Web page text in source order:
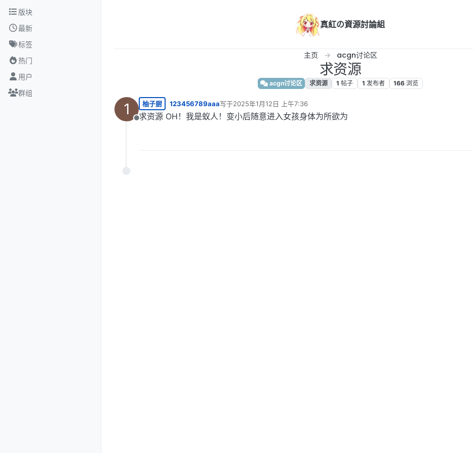
跳转至内容
版块
最新
标签
热门
用户
群组
真紅の資源討論組
主页 acgn讨论区
求资源
acgn讨论区 求资源 1 帖子 1 发布者 166 浏览
1
离线
柚子厨 123456789aaa写于2025年1月12日 上午7:36
最后由 编辑
求资源 OH！我是蚁人！变小后随意进入女孩身体为所欲为